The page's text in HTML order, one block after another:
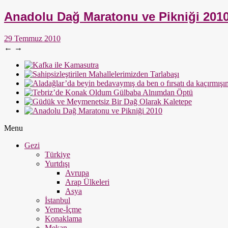
Anadolu Dağ Maratonu ve Pikniği
29 Temmuz 2010
← →
Menu
Gezi
Türkiye
Yurtdışı
Avrupa
Arap Ülkeleri
Asya
İstanbul
Yeme-İçme
Konaklama